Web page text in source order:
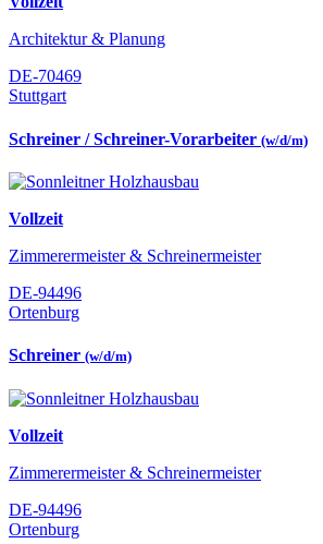
Architektur & Planung
DE-70469
Stuttgart
Schreiner / Schreiner-Vorarbeiter (w/d/m)
Vollzeit
Zimmerermeister & Schreinermeister
DE-94496
Ortenburg
Schreiner (w/d/m)
Vollzeit
Zimmerermeister & Schreinermeister
DE-94496
Ortenburg